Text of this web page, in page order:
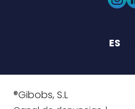
ES
®Gibobs, S.L